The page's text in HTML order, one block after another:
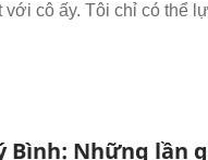
với cô ấy. Tôi chỉ có thể
Bình: Những lần